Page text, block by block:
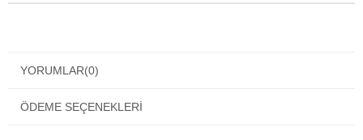
YORUMLAR(0)
ÖDEME SEÇENEKLERI